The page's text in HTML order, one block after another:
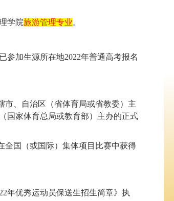
学院旅游管理专业。
参加生源所在地2022年普通高考报名
市、自治区（省体育局或省教委）主
国家体育总局或教育部）主办的正式
全国（或国际）集体项目比赛中获得
年优秀运动员保送生招生简章》执